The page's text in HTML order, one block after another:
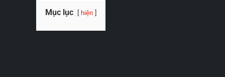
Mục lục hiện